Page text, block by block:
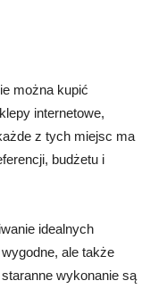
można kupić
internetowe,
z tych miejsc ma
budżetu i
idealnych
ale także
wykonanie są